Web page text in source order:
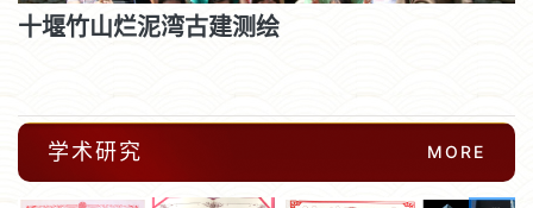
十堰竹山烂泥湾古建测绘
MORE
学术研究